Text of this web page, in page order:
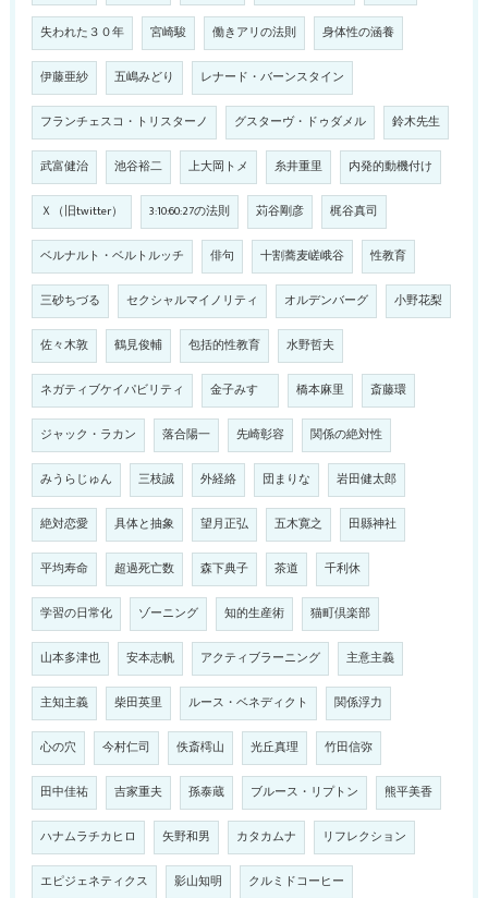
失われた３０年 宮崎駿 働きアリの法則 身体性の涵養
伊藤亜紗 五嶋みどり レナード・バーンスタイン
フランチェスコ・トリスターノ グスターヴ・ドゥダメル 鈴木先生
武富健治 池谷裕二 上大岡トメ 糸井重里 内発的動機付け
Ｘ（旧twitter） 3:10:60:27の法則 苅谷剛彦 梶谷真司
ベルナルト・ベルトルッチ 俳句 十割蕎麦嵯峨谷 性教育
三砂ちづる セクシャルマイノリティ オルデンバーグ 小野花梨
佐々木敦 鶴見俊輔 包括的性教育 水野哲夫
ネガティブケイパビリティ 金子みすゞ 橋本麻里 斎藤環
ジャック・ラカン 落合陽一 先崎彰容 関係の絶対性
みうらじゅん 三枝誠 外経絡 団まりな 岩田健太郎
絶対恋愛 具体と抽象 望月正弘 五木寛之 田縣神社
平均寿命 超過死亡数 森下典子 茶道 千利休
学習の日常化 ゾーニング 知的生産術 猫町倶楽部
山本多津也 安本志帆 アクティブラーニング 主意主義
主知主義 柴田英里 ルース・ベネディクト 関係浮力
心の穴 今村仁司 佚斎樗山 光丘真理 竹田信弥
田中佳祐 吉家重夫 孫泰蔵 ブルース・リプトン 熊平美香
ハナムラチカヒロ 矢野和男 カタカムナ リフレクション
エピジェネティクス 影山知明 クルミドコーヒー